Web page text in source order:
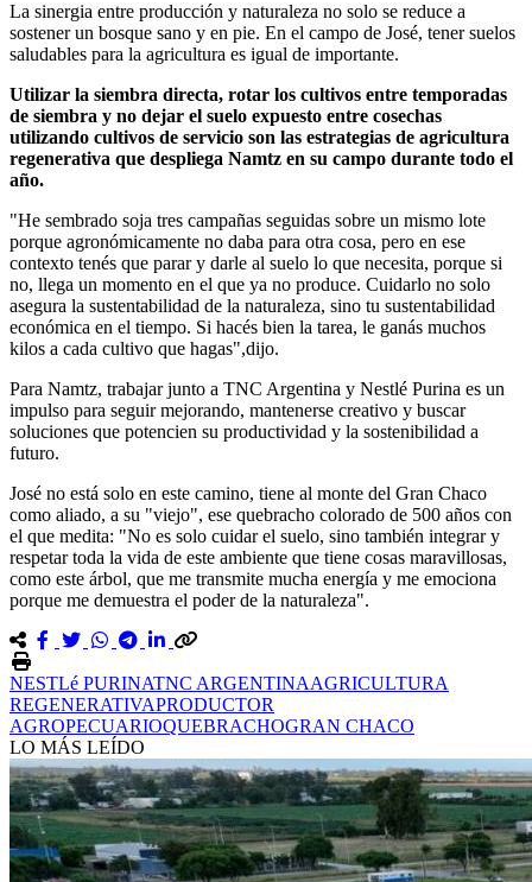
La sinergia entre producción y naturaleza no solo se reduce a
sostener un bosque sano y en pie. En el campo de José, tener suelos
saludables para la agricultura es igual de importante.
Utilizar la siembra directa, rotar los cultivos entre temporadas
de siembra y no dejar el suelo expuesto entre cosechas
utilizando cultivos de servicio son las estrategias de agricultura
regenerativa que despliega Namtz en su campo durante todo el
año.
"He sembrado soja tres campañas seguidas sobre un mismo lote
porque agronómicamente no daba para otra cosa, pero en ese
contexto tenés que parar y darle al suelo lo que necesita, porque si
no, llega un momento en el que ya no produce. Cuidarlo no solo
asegura la sustentabilidad de la naturaleza, sino tu sustentabilidad
económica en el tiempo. Si hacés bien la tarea, le ganás muchos
kilos a cada cultivo que hagas",dijo.
Para Namtz, trabajar junto a TNC Argentina y Nestlé Purina es un
impulso para seguir mejorando, mantenerse creativo y buscar
soluciones que potencien su productividad y la sostenibilidad a
futuro.
José no está solo en este camino, tiene al monte del Gran Chaco
como aliado, a su "viejo", ese quebracho colorado de 500 años con
el que medita: "No es solo cuidar el suelo, sino también integrar y
respetar toda la vida de este ambiente que tiene cosas maravillosas,
como este árbol, que me transmite mucha energía y me emociona
porque me demuestra el poder de la naturaleza".
NESTLé PURINATNC ARGENTINAAGRICULTURA
REGENERATIVAPRODUCTOR
AGROPECUARIOQUEBRACHOGRAN CHACO
LO MÁS LEÍDO